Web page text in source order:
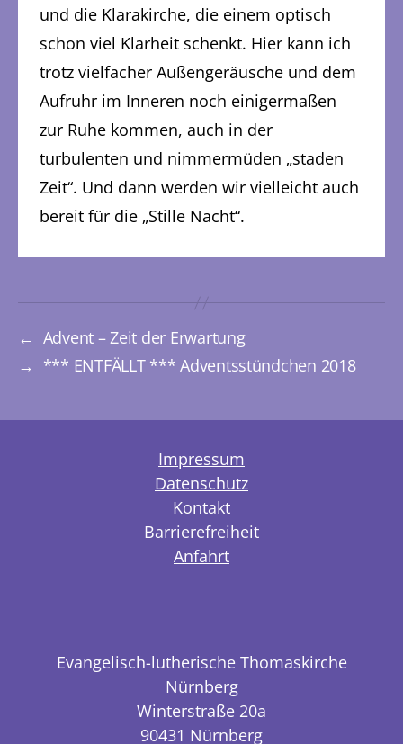
und die Klarakirche, die einem optisch
schon viel Klarheit schenkt. Hier kann ich
trotz vielfacher Außengeräusche und dem
Aufruhr im Inneren noch einigermaßen
zur Ruhe kommen, auch in der
turbulenten und nimmermüden „staden
Zeit“. Und dann werden wir vielleicht auch
bereit für die „Stille Nacht“.
← Advent – Zeit der Erwartung
→
*** ENTFÄLLT *** Adventsstündchen 2018
Impressum
Datenschutz
Kontakt
Barrierefreiheit
Anfahrt
Evangelisch-lutherische Thomaskirche
Nürnberg
Winterstraße 20a
90431 Nürnberg